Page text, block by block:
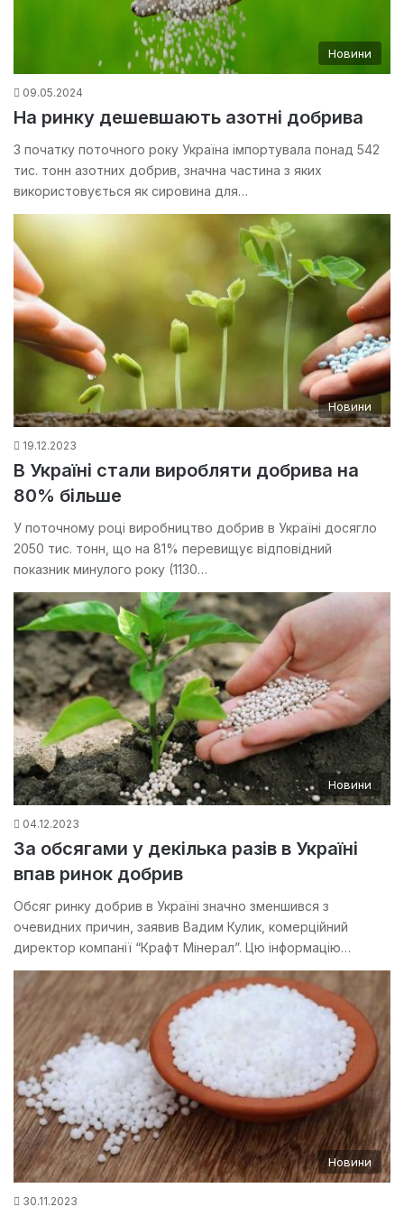
Новини
09.05.2024
На ринку дешевшають азотні добрива
З початку поточного року Україна імпортувала понад 542
тис. тонн азотних добрив, значна частина з яких
використовується як сировина для…
Новини
19.12.2023
В Україні стали виробляти добрива на
80% більше
У поточному році виробництво добрив в Україні досягло
2050 тис. тонн, що на 81% перевищує відповідний
показник минулого року (1130…
Новини
04.12.2023
За обсягами у декілька разів в Україні
впав ринок добрив
Обсяг ринку добрив в Україні значно зменшився з
очевидних причин, заявив Вадим Кулик, комерційний
директор компанії “Крафт Мінерал”. Цю інформацію…
Новини
30.11.2023